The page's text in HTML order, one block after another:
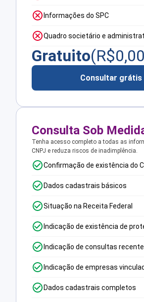
Informações do SPC
Quadro societário e
Gratuito(R$
Consultar grátis
Consulta Sob
Tenha acesso completo a todas as
CNPJ e reduza riscos de inadimplência.
Confirmação de existência do
Dados cadastrais básicos
Situação na Receita Federal
Indicação de existência de
Indicação de consultas
Indicação de empresas
Dados cadastrais completos